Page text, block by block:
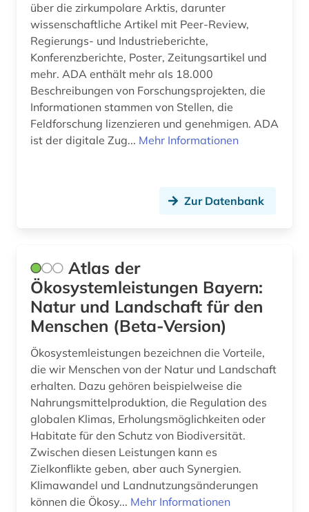
gesteine (1)
gesteinskunde (2)
gesteinsprobe (1)
gesundheitsgefährdung (1)
gesundheitswissenschaften (1)
globaler süden (1)
glossar (1)
großbritannien (1)
grundwasser (11)
grundwassergewinnung (2)
grundwasserleiter (2)
grundwasserreserve (2)
grundwasserverschmutzung (1)
hafen (1)
über die zirkumpolare Arktis, darunter
wissenschaftliche Artikel mit Peer-Review,
Regierungs- und Industrieberichte,
Konferenzberichte, Poster, Zeitungsartikel und
mehr. ADA enthält mehr als 18.000
Beschreibungen von Forschungsprojekten, die
Informationen stammen von Stellen, die
Feldforschung lizenzieren und genehmigen. ADA
ist der digitale Zug... Mehr Informationen
Zur Datenbank
Atlas der
Ökosystemleistungen Bayern:
Natur und Landschaft für den
Menschen (Beta-Version)
Ökosystemleistungen bezeichnen die Vorteile,
die wir Menschen von der Natur und Landschaft
erhalten. Dazu gehören beispielweise die
Nahrungsmittelproduktion, die Regulation des
globalen Klimas, Erholungsmöglichkeiten oder
Habitate für den Schutz von Biodiversität.
Zwischen diesen Leistungen kann es
Zielkonflikte geben, aber auch Synergien.
Klimawandel und Landnutzungsänderungen
können die Ökosy... Mehr Informationen